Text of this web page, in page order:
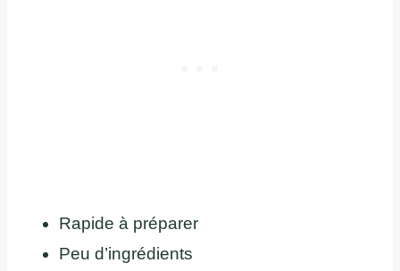
Rapide à préparer
Peu d’ingrédients